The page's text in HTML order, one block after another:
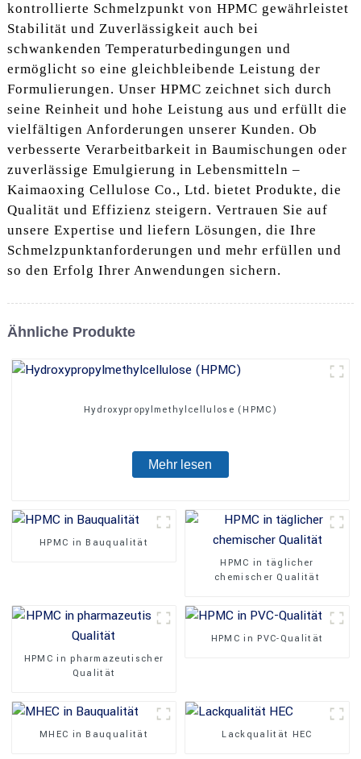
kontrollierte Schmelzpunkt von HPMC gewährleistet
Stabilität und Zuverlässigkeit auch bei
schwankenden Temperaturbedingungen und
ermöglicht so eine gleichbleibende Leistung der
Formulierungen. Unser HPMC zeichnet sich durch
seine Reinheit und hohe Leistung aus und erfüllt die
vielfältigen Anforderungen unserer Kunden. Ob
verbesserte Verarbeitbarkeit in Baumischungen oder
zuverlässige Emulgierung in Lebensmitteln –
Kaimaoxing Cellulose Co., Ltd. bietet Produkte, die
Qualität und Effizienz steigern. Vertrauen Sie auf
unsere Expertise und liefern Lösungen, die Ihre
Schmelzpunktanforderungen und mehr erfüllen und
so den Erfolg Ihrer Anwendungen sichern.
Ähnliche Produkte
Hydroxypropylmethylcellulose (HPMC)
Mehr lesen
HPMC in Bauqualität
HPMC in täglicher
chemischer Qualität
HPMC in pharmazeutischer
Qualität
HPMC in PVC-Qualität
MHEC in Bauqualität Lackqualität HEC